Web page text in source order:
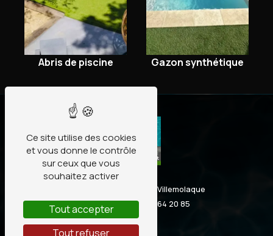
Abris de piscine Gazon synthétique
2 Mas Sabole D900, 66300 Villemolaque
06 02 67 28 59
06 30 64 20 85
Ce site utilise des cookies
et vous donne le contrôle
sur ceux que vous
souhaitez activer
Tout accepter
Tout refuser